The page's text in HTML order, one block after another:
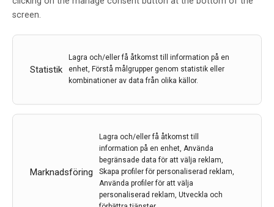
screen.
Statistik
Lagra och/eller få åtkomst till information på en
enhet, Förstå målgrupper genom statistik eller
kombinationer av data från olika källor.
Marknadsföring
Lagra och/eller få åtkomst till
information på en enhet, Använda
begränsade data för att välja reklam,
Skapa profiler för personaliserad reklam,
Använda profiler för att välja
personaliserad reklam, Utveckla och
nedgång hos bärare av APOE4, en riskfaktor för
Alzheimers sjukdom.